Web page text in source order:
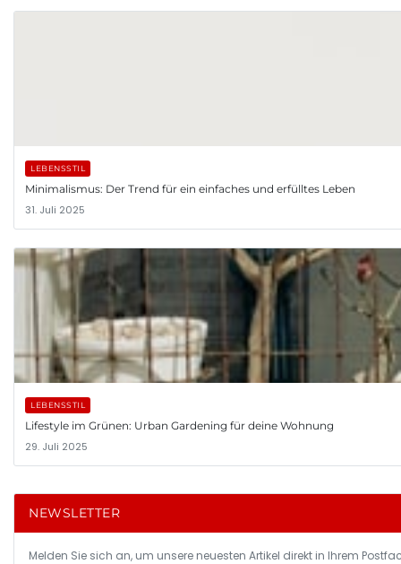
LEBENSSTIL
Minimalismus: Der Trend für ein einfaches und erfülltes Leben
31. Juli 2025
LEBENSSTIL
Lifestyle im Grünen: Urban Gardening für deine Wohnung
29. Juli 2025
NEWSLETTER
Melden Sie sich an, um unsere neuesten Artikel direkt in Ihrem